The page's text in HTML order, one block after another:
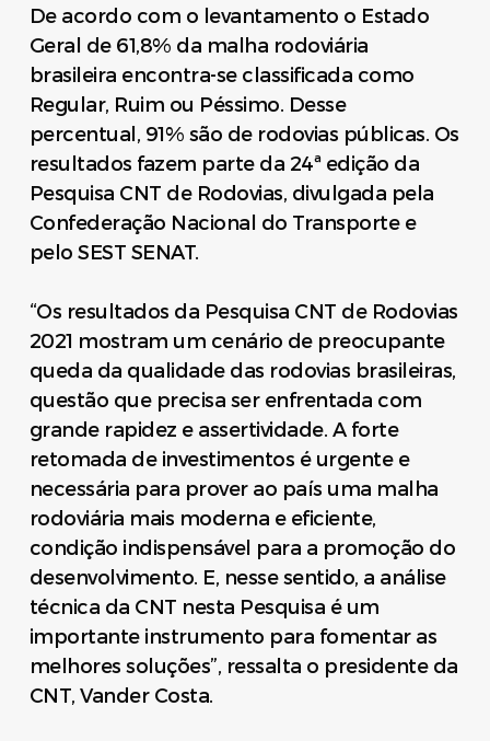
De acordo com o levantamento o Estado
Geral de 61,8% da malha rodoviária
brasileira encontra-se classificada como
Regular, Ruim ou Péssimo. Desse
percentual, 91% são de rodovias públicas. Os
resultados fazem parte da 24ª edição da
Pesquisa CNT de Rodovias, divulgada pela
Confederação Nacional do Transporte e
pelo SEST SENAT.
“Os resultados da Pesquisa CNT de Rodovias
2021 mostram um cenário de preocupante
queda da qualidade das rodovias brasileiras,
questão que precisa ser enfrentada com
grande rapidez e assertividade. A forte
retomada de investimentos é urgente e
necessária para prover ao país uma malha
rodoviária mais moderna e eficiente,
condição indispensável para a promoção do
desenvolvimento. E, nesse sentido, a análise
técnica da CNT nesta Pesquisa é um
importante instrumento para fomentar as
melhores soluções”, ressalta o presidente da
CNT, Vander Costa.